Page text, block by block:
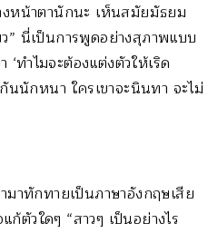
งหน้าตานักนะ เห็นสมัยมัธยม
” นี่เป็นการพูดอย่างสุภาพแบบ
ทำไมจะต้องแต่งตัวให้เริด
นนักหนา ใครเขาจะนินทา จะไม่
มาทักทายเป็นภาษาอังกฤษเสีย
ตัวใดๆ “สาวๆ เป็นอย่างไร